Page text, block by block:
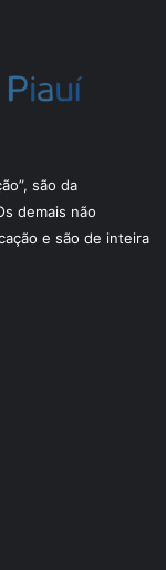
são da
demais não
e são de inteira